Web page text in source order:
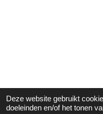
Deze website gebruikt
doeleinden en/of het tonen